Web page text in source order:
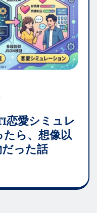
恋愛シミュレ
ら、想像以
った話